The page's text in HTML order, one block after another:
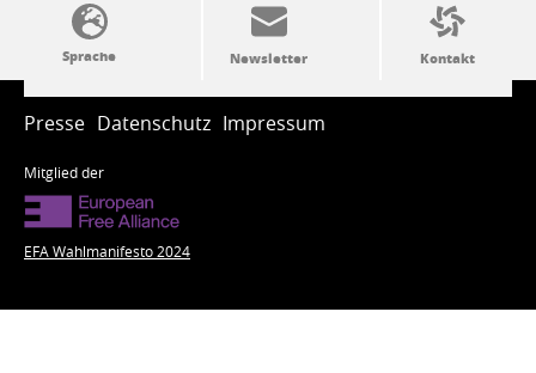
SSW-Politik von A bis Z
Presse Datenschutz Impressum
Mitglied der
EFA Wahlmanifesto 2024